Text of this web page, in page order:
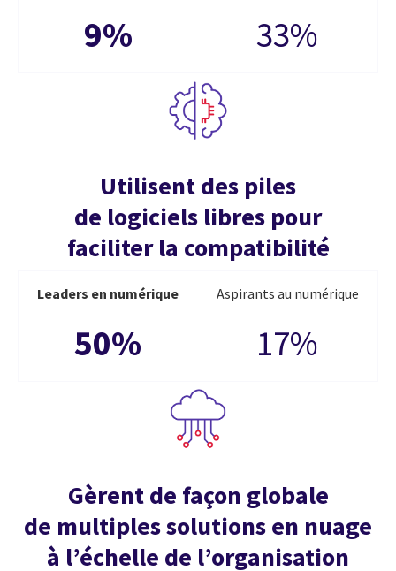
9% 33%
Utilisent des piles
de logiciels libres pour
faciliter la compatibilité
Leaders en numérique
50%
Aspirants au numérique
17%
Gèrent de façon globale
de multiples solutions en nuage
à l’échelle de l’organisation